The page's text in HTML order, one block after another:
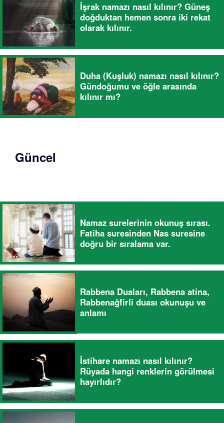
İşrak namazı nasıl kılınır? Güneş
doğduktan hemen sonra iki rekat
olarak kılınır.
Duha (Kuşluk) namazı nasıl kılınır?
Gündoğumu ve öğle arasında
kılınır mı?
Güncel
Namaz surelerinin okunuş sırası.
Fatiha suresinden Nas suresine
doğru bir sıralama var.
Rabbena Duaları, Rabbena atina,
Rabbenağfirli duası okunuşu ve
anlamı
İstihare namazı nasıl kılınır?
Rüyada hangi renklerin görülmesi
hayırlıdır?